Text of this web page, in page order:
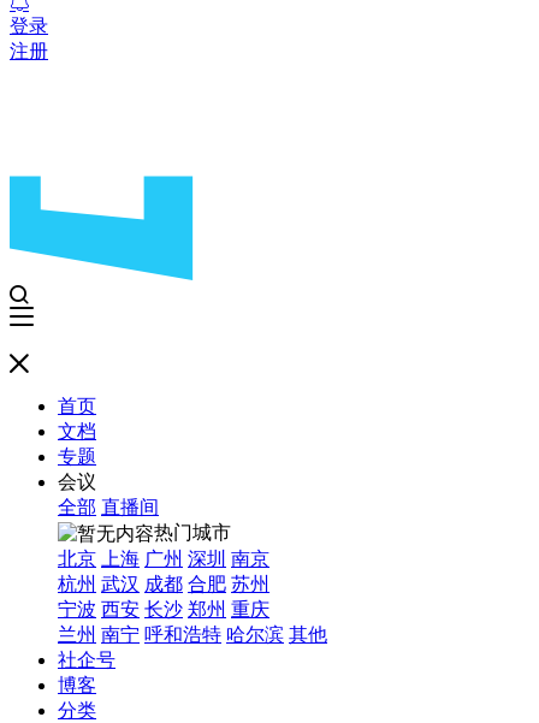
登录
注册
首页
文档
专题
会议
全部 直播间
热门城市
北京
上海 广州 深圳 南京
杭州 武汉 成都 合肥 苏州
宁波 西安 长沙 郑州 重庆
兰州 南宁 呼和浩特 哈尔滨 其他
社企号
博客
分类